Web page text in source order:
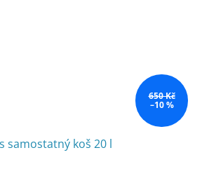
650 Kč
–10 %
samostatný koš 20 l